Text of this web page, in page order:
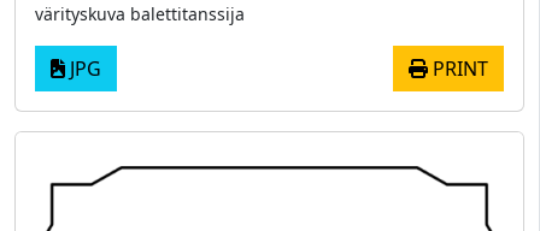
värityskuva balettitanssija
JPG PRINT